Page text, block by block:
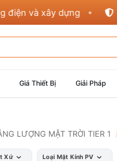
và xây dựng
Giá Thiết Bị Giải Pháp
LƯỢNG MẶT TRỜI TIER 1 /
Xứ Loại Mặt Kính PV